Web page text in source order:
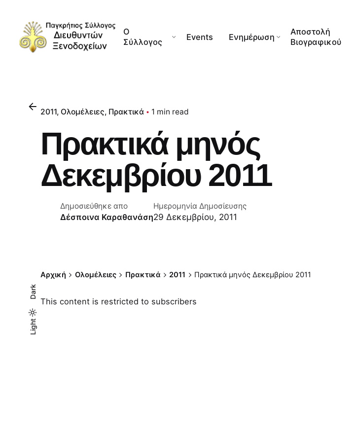
Light
Dark
Light
Dark
content
Ο
Σύλλογος
Events Ενημέρωση
Αποστολή
Βιογραφικού
2011 Ολομέλειες Πρακτικά 1 min read
Πρακτικά μηνός
Δεκεμβρίου 2011
Δημοσιεύθηκε απο
Δέσποινα Καραθανάση
Ημερομηνία Δημοσίευσης
29 Δεκεμβρίου, 2011
Αρχική Ολομέλειες Πρακτικά 2011 Πρακτικά μηνός Δεκεμβρίου 2011
This content is restricted to subscribers